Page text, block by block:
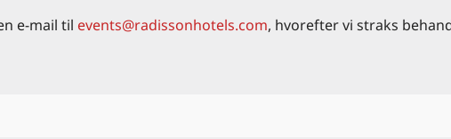
e-mail til events@radissonhotels.com, hvorefter vi straks